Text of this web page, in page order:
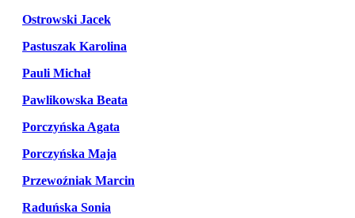
Ostrowski Jacek
Pastuszak Karolina
Pauli Michał
Pawlikowska Beata
Porczyńska Agata
Porczyńska Maja
Przewoźniak Marcin
Raduńska Sonia